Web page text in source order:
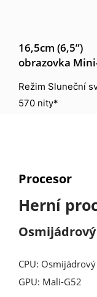
16,5cm (6,5”)
obrazovka
Režim Sluneční
570 nity*
Procesor
Herní
CPU:
GPU: Mali-G52